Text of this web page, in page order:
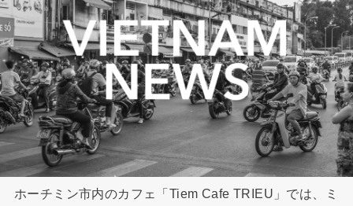
ホーチミン市内のカフェ「Tiem Cafe TRIEU」では、ミ